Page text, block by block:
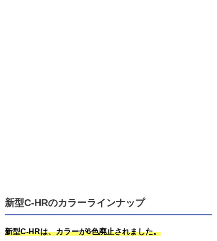
新型C-HRのカラーラインナップ
新型C-HRは、カラーが6色廃止されました。